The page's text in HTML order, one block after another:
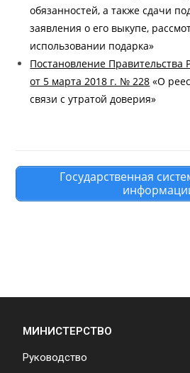
обязанностей, а также сдачи
заявления о его выкупе,
использовании подарка»
Постановление Правительства
от 5 марта 2018 г. № 228 «О
связи с утратой доверия»
Государственная
МИНИСТЕРСТВО
Руководство